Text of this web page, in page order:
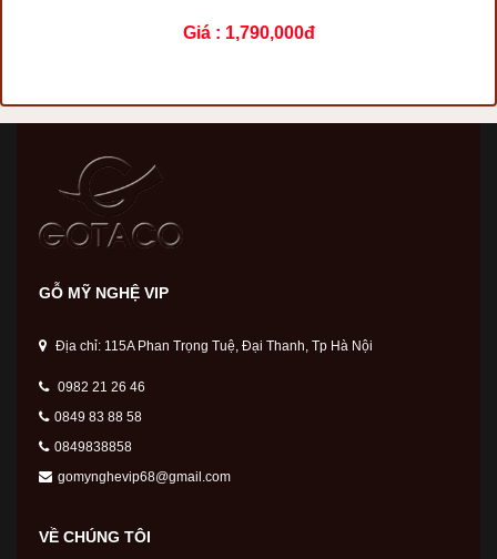
Giá : 1,790,000đ
GỖ MỸ NGHỆ VIP
Địa chỉ: 115A Phan Trọng Tuệ, Đại Thanh, Tp Hà Nội
0982 21 26 46
0849 83 88 58
0849838858
gomynghevip68@gmail.com
VỀ CHÚNG TÔI